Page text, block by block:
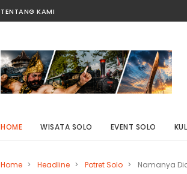
TENTANG KAMI
HOME WISATA SOLO EVENT SOLO
Home > Headline > Potret Solo > Namanya